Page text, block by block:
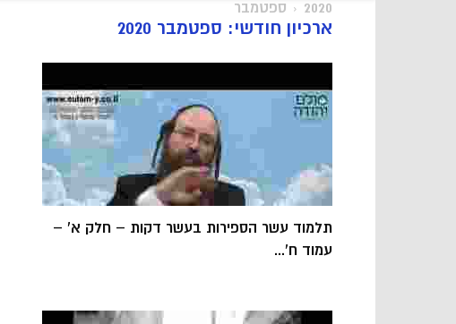
2020 ספטמבר
ארכיון חודשי: ספטמבר 2020
תלמוד עשר הספירות בעשר דקות – חלק א' –
עמוד ח'...